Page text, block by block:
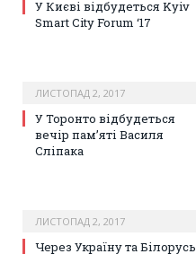
У Києві відбудеться Kyiv
Smart City Forum ‘17
ЛИСТОПАД 2, 2017
У Торонто відбудеться
вечір пам’яті Василя
Сліпака
ЛИСТОПАД 2, 2017
Через Україну та Білорусь